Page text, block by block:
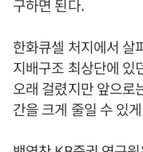
구하면 된다.
한화큐셀 처지에서 살
지배구조 최상단에 있
오래 걸렸지만 앞으로
간을 크게 줄일 수 있